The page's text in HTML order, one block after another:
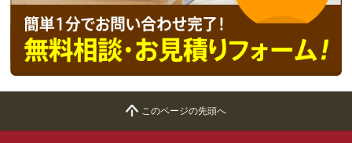
このページの先頭へ